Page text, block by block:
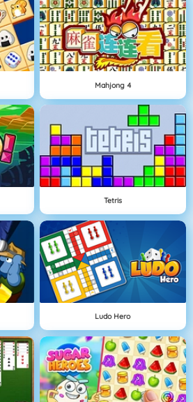
Mahjong 4
Tetris
Ludo Hero